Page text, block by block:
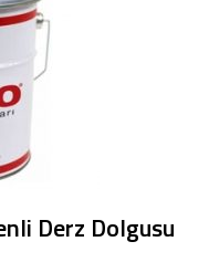
Derz Dolgusu